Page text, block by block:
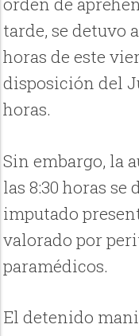
tarde, se detuvo
horas de este
disposición del
horas.
Sin embargo, la
las 8:30 horas
imputado
valorado por
paramédicos.
El detenido